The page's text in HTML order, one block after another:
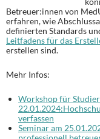
Betreuer:innen von
erfahren, wie
definierten Standards
Leitfadens für das
erstellen sind.
Mehr Infos:
Workshop für
verfassen
Seminar am